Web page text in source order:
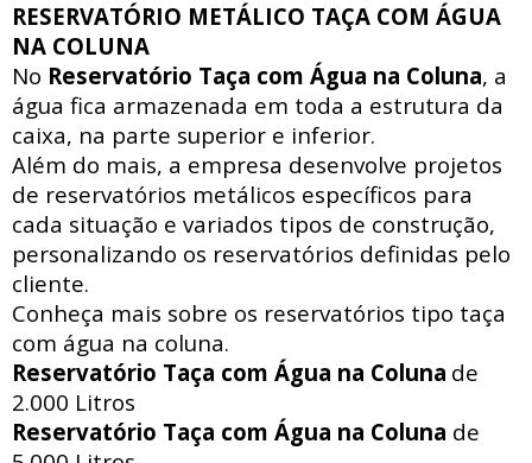
RESERVATÓRIO METÁLICO TAÇA COM ÁGUA
NA COLUNA
No Reservatório Taça com Água na Coluna, a
água fica armazenada em toda a estrutura da
caixa, na parte superior e inferior.
Além do mais, a empresa desenvolve projetos
de reservatórios metálicos específicos para
cada situação e variados tipos de construção,
personalizando os reservatórios definidas pelo
cliente.
Conheça mais sobre os reservatórios tipo taça
com água na coluna.
Reservatório Taça com Água na Coluna de
2.000 Litros
Reservatório Taça com Água na Coluna de